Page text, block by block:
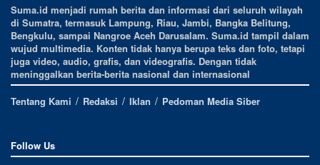
Suma.id menjadi rumah berita dan informasi dari seluruh wilayah
di Sumatra, termasuk Lampung, Riau, Jambi, Bangka Belitung,
Bengkulu, sampai Nangroe Aceh Darusalam. Suma.id tampil dalam
wujud multimedia. Konten tidak hanya berupa teks dan foto, tetapi
juga video, audio, grafis, dan videografis. Dengan tidak
meninggalkan berita-berita nasional dan internasional
Tentang Kami
Redaksi Iklan Pedoman Media Siber
Follow Us